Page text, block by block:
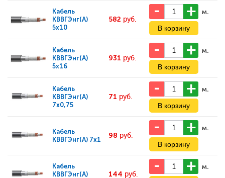
Кабель
КВВГЭнг(А)
5x10
582 руб.
м.
Кабель
КВВГЭнг(А)
5x16
931 руб.
м.
Кабель
КВВГЭнг(А)
7x0,75
71 руб.
м.
Кабель
КВВГЭнг(А) 7x1
98 руб.
м.
Кабель
КВВГЭнг(А)
144 руб.
м.